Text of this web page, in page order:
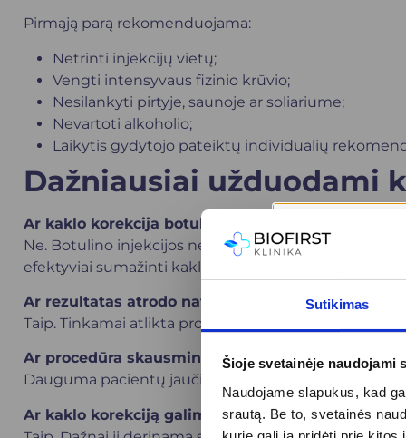
Sutikimas
Šioje svetainėje naudojami
Naudojame slapukus, kad
srautą. Be to, svetainės
Pirmąją parą rekomenduojama:
Netrinti injekcijų vietų;
Vengti intensyvaus fizinio krūvio;
Nesilankyti pirtyje, saunoje ar soliariume;
Nevartoti alkoholio;
Laikytis gydytojo pateiktų individualių
Dažniausiai užduodami
Ar kaklo korekcija botulinu gali pakeisti chirurginį
Ne. Botulino injekcijos negali pašalinti ryškaus odos
efektyviai sumažinti kaklo raumenų įtampą ir
Ar rezultatas atrodo natūraliai?
Taip. Tinkamai atlikta procedūra leidžia išsaugoti
Ar procedūra skausminga?
Dauguma pacientų jaučia tik nedidelį ir trumpalaikį
Ar kaklo korekciją galima derinti su kitomis